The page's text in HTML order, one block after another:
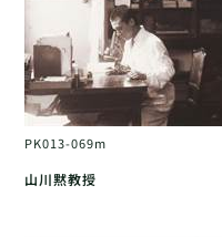
PK013-069m
山川黙教授